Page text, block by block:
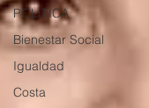
POLÍTICA
Bienestar Social
Igualdad
Costa